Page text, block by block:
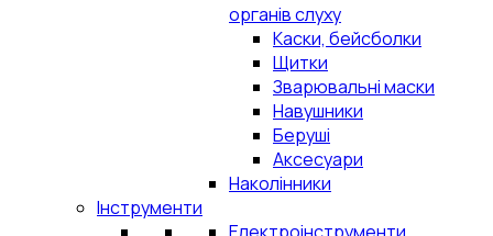
органів слуху
Каски, бейсболки
Щитки
Зварювальні маски
Навушники
Беруші
Аксесуари
Наколінники
Інструменти